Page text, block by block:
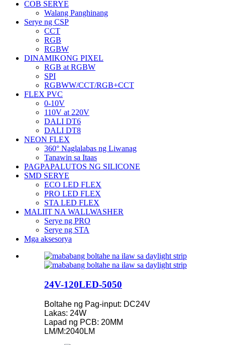
COB SERYE
Walang Panghinang
Serye ng CSP
CCT
RGB
RGBW
DINAMIKONG PIXEL
RGB at RGBW
SPI
RGBWW/CCT/RGB+CCT
FLEX PVC
0-10V
110V at 220V
DALI DT6
DALI DT8
NEON FLEX
360° Naglalabas ng Liwanag
Tanawin sa Itaas
PAGPAPALUTOS NG SILICONE
SMD SERYE
ECO LED FLEX
PRO LED FLEX
STA LED FLEX
MALIIT NA WALLWASHER
Serye ng PRO
Serye ng STA
Mga aksesorya
24V-120LED-5050
Boltahe ng Pag-input: DC24V
Lakas: 24W
Lapad ng PCB: 20MM
LM/M:2040LM